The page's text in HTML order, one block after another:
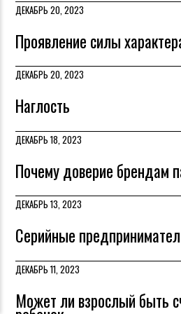
ДЕКАБРЬ 20, 2023
Проявление силы
ДЕКАБРЬ 20, 2023
Наглость
ДЕКАБРЬ 18, 2023
Почему доверие брендам
ДЕКАБРЬ 13, 2023
Серийные
ДЕКАБРЬ 11, 2023
Может ли взрослый быть